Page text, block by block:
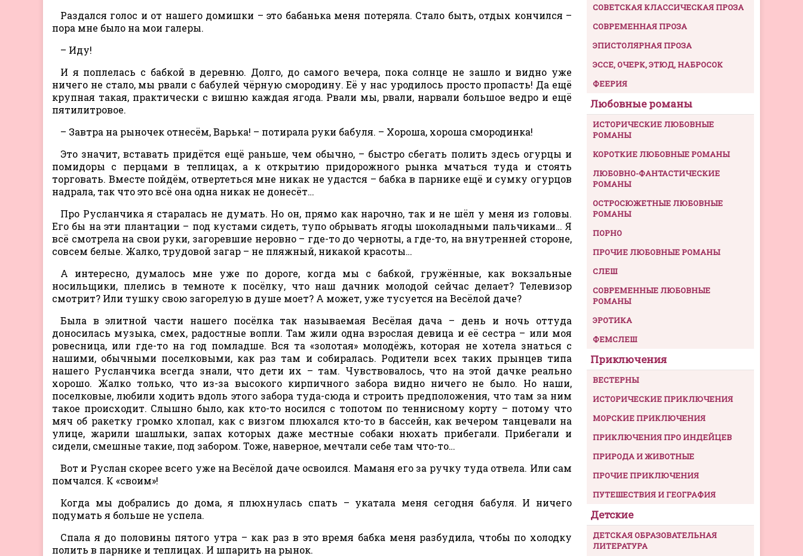
Раздался голос и от нашего домишки – это бабанька меня потеряла. Стало быть, отдых кончился –
пора мне было на мои галеры.
– Иду!
И я поплелась с бабкой в деревню. Долго, до самого вечера, пока солнце не зашло и видно уже
ничего не стало, мы рвали с бабулей чёрную смородину. Её у нас уродилось просто пропасть! Да ещё
крупная такая, практически с вишню каждая ягода. Рвали мы, рвали, нарвали большое ведро и ещё
пятилитровое.
– Завтра на рыночек отнесём, Варька! – потирала руки бабуля. – Хороша, хороша смородинка!
Это значит, вставать придётся ещё раньше, чем обычно, – быстро сбегать полить здесь огурцы и
помидоры с перцами в теплицах, а к открытию придорожного рынка мчаться туда и стоять
торговать. Вместе пойдём, отвертеться мне никак не удастся – бабка в парнике ещё и сумку огурцов
надрала, так что это всё она одна никак не донесёт…
Про Русланчика я старалась не думать. Но он, прямо как нарочно, так и не шёл у меня из головы.
Его бы на эти плантации – под кустами сидеть, тупо обрывать ягоды шоколадными пальчиками… Я
всё смотрела на свои руки, загоревшие неровно – где-то до черноты, а где-то, на внутренней стороне,
совсем белые. Жалко, трудовой загар – не пляжный, никакой красоты…
А интересно, думалось мне уже по дороге, когда мы с бабкой, гружённые, как вокзальные
носильщики, плелись в темноте к посёлку, что наш дачник молодой сейчас делает? Телевизор
смотрит? Или тушку свою загорелую в душе моет? А может, уже тусуется на Весёлой даче?
Была в элитной части нашего посёлка так называемая Весёлая дача – день и ночь оттуда
доносилась музыка, смех, радостные вопли. Там жили одна взрослая девица и её сестра – или моя
ровесница, или где-то на год помладше. Вся та «золотая» молодёжь, которая не хотела знаться с
нашими, обычными поселковыми, как раз там и собиралась. Родители всех таких прынцев типа
нашего Русланчика всегда знали, что дети их – там. Чувствовалось, что на этой дачке реально
хорошо. Жалко только, что из-за высокого кирпичного забора видно ничего не было. Но наши,
поселковые, любили ходить вдоль этого забора туда-сюда и строить предположения, что там за ним
такое происходит. Слышно было, как кто-то носился с топотом по теннисному корту – потому что
мяч об ракетку громко хлопал, как с визгом плюхался кто-то в бассейн, как вечером танцевали на
улице, жарили шашлыки, запах которых даже местные собаки нюхать прибегали. Прибегали и
сидели, смешные такие, под забором. Тоже, наверное, мечтали себе там что-то…
Вот и Руслан скорее всего уже на Весёлой даче освоился. Маманя его за ручку туда отвела. Или сам
помчался. К «своим»!
Когда мы добрались до дома, я плюхнулась спать – укатала меня сегодня бабуля. И ничего
подумать я больше не успела.
Спала я до половины пятого утра – как раз в это время бабка меня разбудила, чтобы по холодку
полить в парнике и теплицах. И шпарить на рынок.
СОВЕТСКАЯ КЛАССИЧЕСКАЯ ПРОЗА
СОВРЕМЕННАЯ ПРОЗА
ЭПИСТОЛЯРНАЯ ПРОЗА
ЭССЕ, ОЧЕРК, ЭТЮД, НАБРОСОК
ФЕЕРИЯ
Любовные романы
ИСТОРИЧЕСКИЕ ЛЮБОВНЫЕ
РОМАНЫ
КОРОТКИЕ ЛЮБОВНЫЕ РОМАНЫ
ЛЮБОВНО-ФАНТАСТИЧЕСКИЕ
РОМАНЫ
ОСТРОСЮЖЕТНЫЕ ЛЮБОВНЫЕ
РОМАНЫ
ПОРНО
ПРОЧИЕ ЛЮБОВНЫЕ РОМАНЫ
СЛЕШ
СОВРЕМЕННЫЕ ЛЮБОВНЫЕ
РОМАНЫ
ЭРОТИКА
ФЕМСЛЕШ
Приключения
ВЕСТЕРНЫ
ИСТОРИЧЕСКИЕ ПРИКЛЮЧЕНИЯ
МОРСКИЕ ПРИКЛЮЧЕНИЯ
ПРИКЛЮЧЕНИЯ ПРО ИНДЕЙЦЕВ
ПРИРОДА И ЖИВОТНЫЕ
ПРОЧИЕ ПРИКЛЮЧЕНИЯ
ПУТЕШЕСТВИЯ И ГЕОГРАФИЯ
Детские
ДЕТСКАЯ ОБРАЗОВАТЕЛЬНАЯ
ЛИТЕРАТУРА